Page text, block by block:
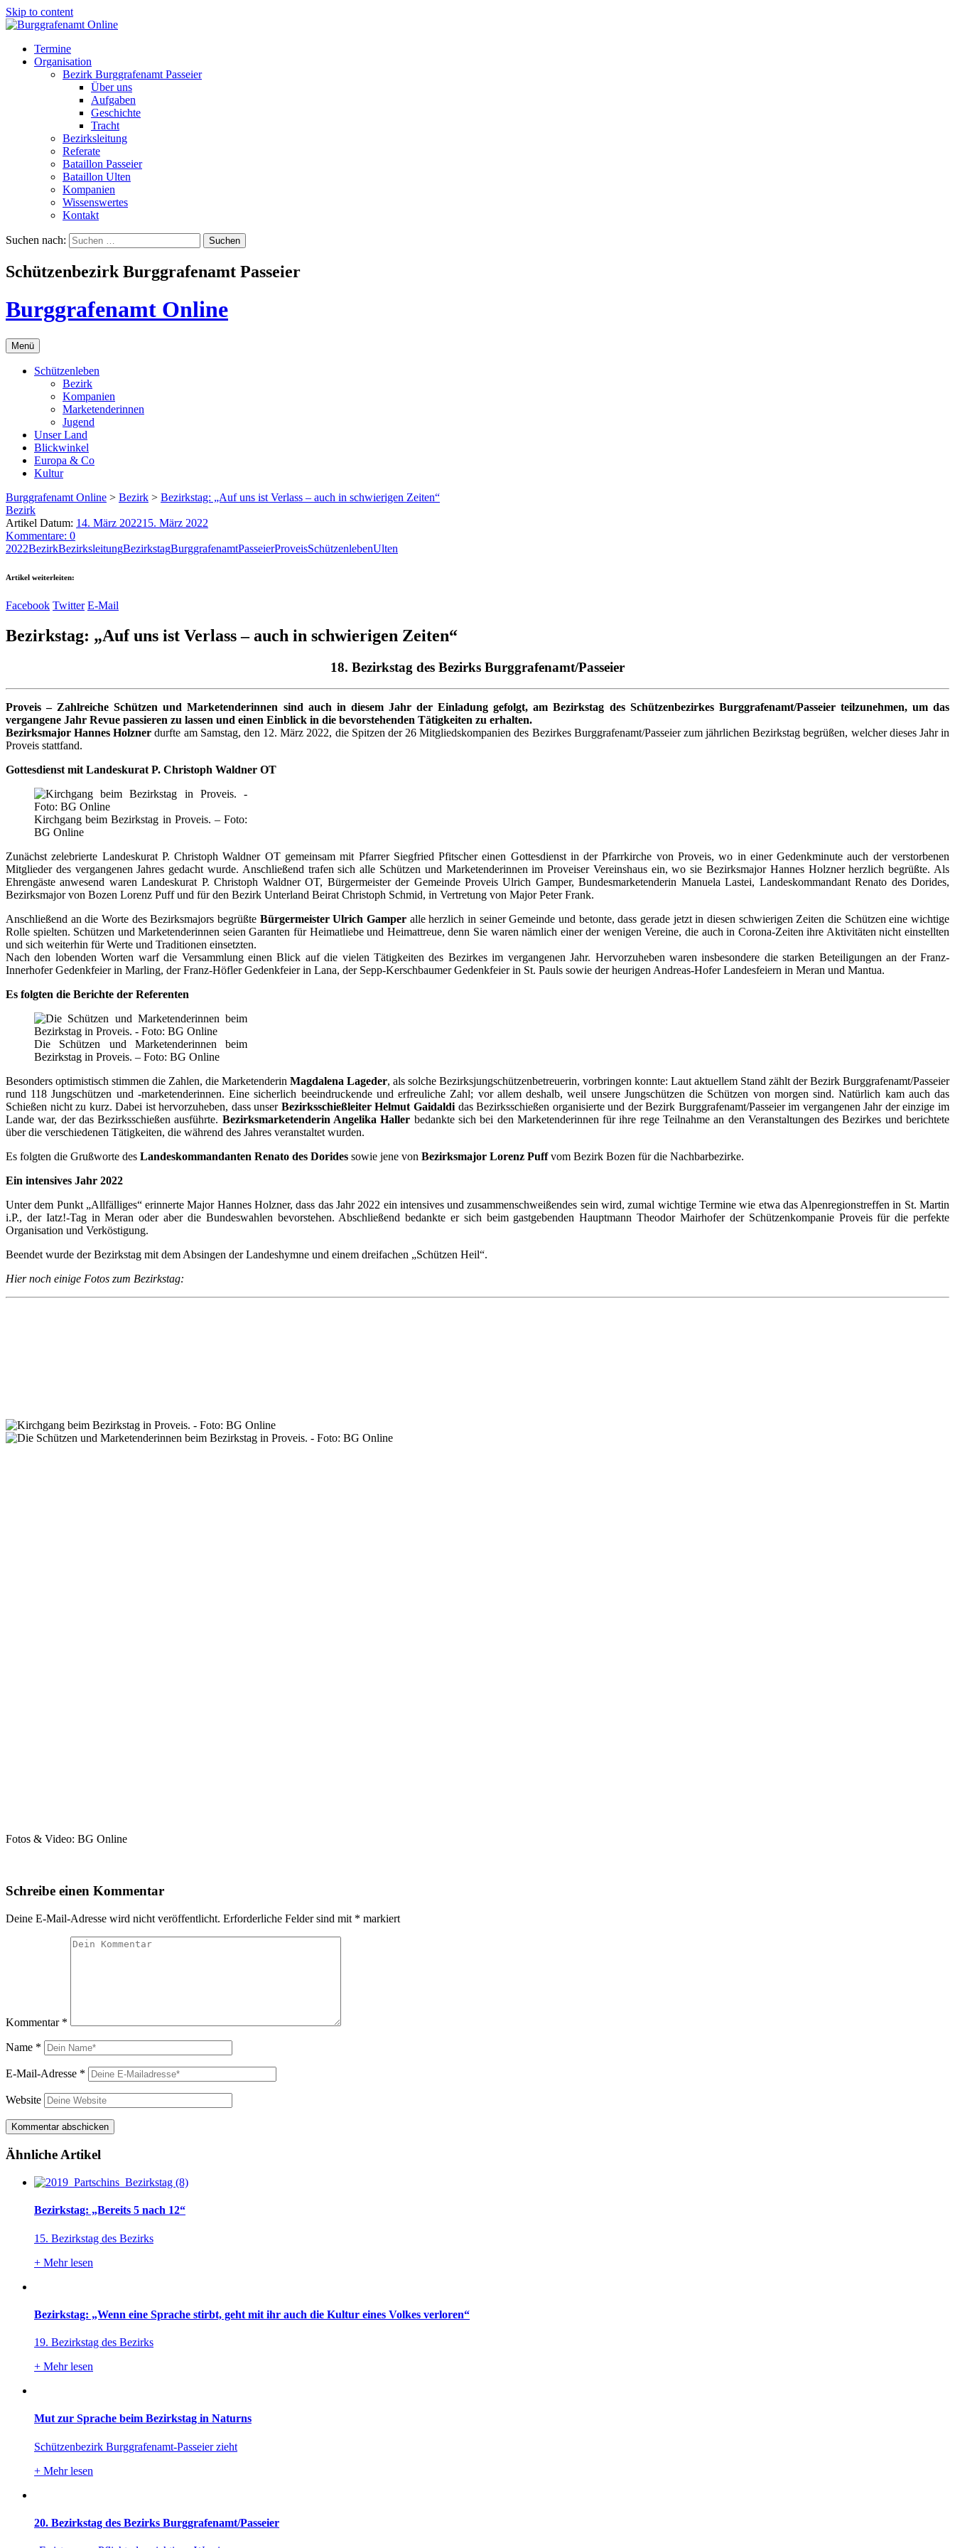
Skip to content
Termine
Organisation
Bezirk Burggrafenamt Passeier
Über uns
Aufgaben
Geschichte
Tracht
Bezirksleitung
Referate
Bataillon Passeier
Bataillon Ulten
Kompanien
Wissenswertes
Kontakt
Suchen nach:
Schützenbezirk Burggrafenamt Passeier
Burggrafenamt Online
Menü
Schützenleben
Bezirk
Kompanien
Marketenderinnen
Jugend
Unser Land
Blickwinkel
Europa & Co
Kultur
Burggrafenamt Online > Bezirk > Bezirkstag: „Auf uns ist Verlass – auch in schwierigen Zeiten“
Bezirk
Artikel Datum: 14. März 202215. März 2022
Kommentare: 0
2022BezirkBezirksleitungBezirkstagBurggrafenamtPasseierProveisSchützenlebenUlten
Artikel weiterleiten:
Facebook Twitter E-Mail
Bezirkstag: „Auf uns ist Verlass – auch in schwierigen Zeiten“
18. Bezirkstag des Bezirks Burggrafenamt/Passeier
Proveis – Zahlreiche Schützen und Marketenderinnen sind auch in diesem Jahr der Einladung gefolgt, am Bezirkstag des Schützenbezirkes Burggrafenamt/Passeier teilzunehmen, um das
vergangene Jahr Revue passieren zu lassen und einen Einblick in die bevorstehenden Tätigkeiten zu erhalten.
Bezirksmajor Hannes Holzner durfte am Samstag, den 12. März 2022, die Spitzen der 26 Mitgliedskompanien des Bezirkes Burggrafenamt/Passeier zum jährlichen Bezirkstag begrüßen, welcher dieses Jahr in
Proveis stattfand.
Gottesdienst mit Landeskurat P. Christoph Waldner OT
Kirchgang beim Bezirkstag in Proveis. – Foto:
BG Online
Zunächst zelebrierte Landeskurat P. Christoph Waldner OT gemeinsam mit Pfarrer Siegfried Pfitscher einen Gottesdienst in der Pfarrkirche von Proveis, wo in einer Gedenkminute auch der verstorbenen
Mitglieder des vergangenen Jahres gedacht wurde. Anschließend trafen sich alle Schützen und Marketenderinnen im Proveiser Vereinshaus ein, wo sie Bezirksmajor Hannes Holzner herzlich begrüßte. Als
Ehrengäste anwesend waren Landeskurat P. Christoph Waldner OT, Bürgermeister der Gemeinde Proveis Ulrich Gamper, Bundesmarketenderin Manuela Lastei, Landeskommandant Renato des Dorides,
Bezirksmajor von Bozen Lorenz Puff und für den Bezirk Unterland Beirat Christoph Schmid, in Vertretung von Major Peter Frank.
Anschließend an die Worte des Bezirksmajors begrüßte Bürgermeister Ulrich Gamper alle herzlich in seiner Gemeinde und betonte, dass gerade jetzt in diesen schwierigen Zeiten die Schützen eine wichtige
Rolle spielten. Schützen und Marketenderinnen seien Garanten für Heimatliebe und Heimattreue, denn Sie waren nämlich einer der wenigen Vereine, die auch in Corona-Zeiten ihre Aktivitäten nicht einstellten
und sich weiterhin für Werte und Traditionen einsetzten.
Nach den lobenden Worten warf die Versammlung einen Blick auf die vielen Tätigkeiten des Bezirkes im vergangenen Jahr. Hervorzuheben waren insbesondere die starken Beteiligungen an der Franz-
Innerhofer Gedenkfeier in Marling, der Franz-Höfler Gedenkfeier in Lana, der Sepp-Kerschbaumer Gedenkfeier in St. Pauls sowie der heurigen Andreas-Hofer Landesfeiern in Meran und Mantua.
Es folgten die Berichte der Referenten
Die Schützen und Marketenderinnen beim
Bezirkstag in Proveis. – Foto: BG Online
Besonders optimistisch stimmen die Zahlen, die Marketenderin Magdalena Lageder, als solche Bezirksjungschützenbetreuerin, vorbringen konnte: Laut aktuellem Stand zählt der Bezirk Burggrafenamt/Passeier
rund 118 Jungschützen und -marketenderinnen. Eine sicherlich beeindruckende und erfreuliche Zahl; vor allem deshalb, weil unsere Jungschützen die Schützen von morgen sind. Natürlich kam auch das
Schießen nicht zu kurz. Dabei ist hervorzuheben, dass unser Bezirksschießleiter Helmut Gaidaldidas Bezirksschießen organisierte und der Bezirk Burggrafenamt/Passeier im vergangenen Jahr der einzige im
Lande war, der das Bezirksschießen ausführte. Bezirksmarketenderin Angelika Haller bedankte sich bei den Marketenderinnen für ihre rege Teilnahme an den Veranstaltungen des Bezirkes und berichtete
über die verschiedenen Tätigkeiten, die während des Jahres veranstaltet wurden.
Es folgten die Grußworte des Landeskommandanten Renato des Dorides sowie jene von Bezirksmajor Lorenz Puffvom Bezirk Bozen für die Nachbarbezirke.
Ein intensives Jahr 2022
Unter dem Punkt „Allfälliges“ erinnerte Major Hannes Holzner, dass das Jahr 2022 ein intensives und zusammenschweißendes sein wird, zumal wichtige Termine wie etwa das Alpenregionstreffen in St. Martin
i.P., der Iatz!-Tag in Meran oder aber die Bundeswahlen bevorstehen. Abschließend bedankte er sich beim gastgebenden Hauptmann Theodor Mairhofer der Schützenkompanie Proveis für die perfekte
Organisation und Verköstigung.
Beendet wurde der Bezirkstag mit dem Absingen der Landeshymne und einem dreifachen „Schützen Heil“.
Hier noch einige Fotos zum Bezirkstag:
Fotos & Video: BG Online
Schreibe einen Kommentar
Deine E-Mail-Adresse wird nicht veröffentlicht. Erforderliche Felder sind mit * markiert
Kommentar *
Name *
E-Mail-Adresse *
Website
Ähnliche Artikel
Bezirkstag: „Bereits 5 nach 12“
15. Bezirkstag des Bezirks
+ Mehr lesen
Bezirkstag: „Wenn eine Sprache stirbt, geht mit ihr auch die Kultur eines Volkes verloren“
19. Bezirkstag des Bezirks
+ Mehr lesen
Mut zur Sprache beim Bezirkstag in Naturns
Schützenbezirk Burggrafenamt-Passeier zieht
+ Mehr lesen
20. Bezirkstag des Bezirks Burggrafenamt/Passeier